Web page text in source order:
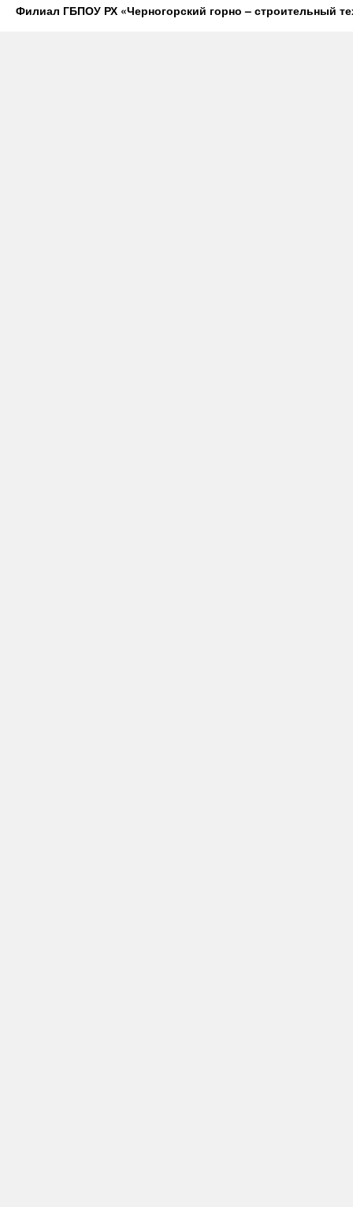
Филиал ГБПОУ РХ «Черногорский горно – строительный